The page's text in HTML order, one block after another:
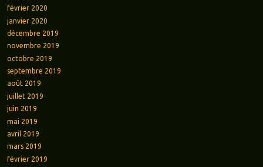
février 2020
janvier 2020
décembre 2019
novembre 2019
octobre 2019
septembre 2019
août 2019
juillet 2019
juin 2019
mai 2019
avril 2019
mars 2019
février 2019